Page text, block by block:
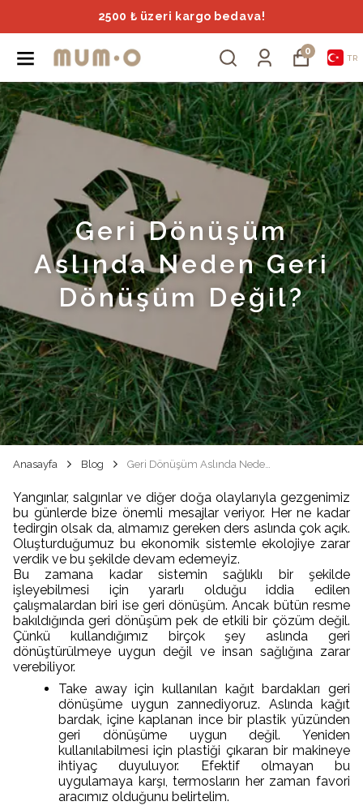
2500 ₺ üzeri kargo bedava!
0
TR
Geri Dönüşüm
Aslında Neden Geri
Dönüşüm Değil?
Anasayfa Blog Geri Dönüşüm Aslında Neden Geri Dönüşüm Değil?
Yangınlar, salgınlar ve diğer doğa olaylarıyla gezgenimiz
bu günlerde bize önemli mesajlar veriyor. Her ne kadar
tedirgin olsak da, almamız gereken ders aslında çok açık.
Oluşturduğumuz bu ekonomik sistemle ekolojiye zarar
verdik ve bu şekilde devam edemeyiz.
Bu zamana kadar sistemin sağlıklı bir şekilde
işleyebilmesi için yararlı olduğu iddia edilen
çalışmalardan biri ise geri dönüşüm. Ancak bütün resme
bakıldığında geri dönüşüm pek de etkili bir çözüm değil.
Çünkü kullandığımız birçok şey aslında geri
dönüştürülmeye uygun değil ve insan sağlığına zarar
verebiliyor.
Take away için kullanılan kağıt bardakları geri
dönüşüme uygun zannediyoruz. Aslında kağıt
bardak, içine kaplanan ince bir plastik yüzünden
geri dönüşüme uygun değil. Yeniden
kullanılabilmesi için plastiği çıkaran bir makineye
ihtiyaç duyuluyor. Efektif olmayan bu
uygulamaya karşı, termosların her zaman favori
aracımız olduğunu belirtelim.